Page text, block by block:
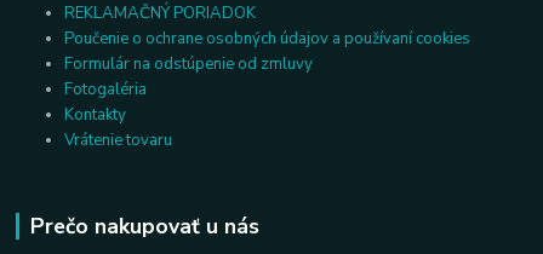
REKLAMAČNÝ PORIADOK
Poučenie o ochrane osobných údajov a používaní cookies
Formulár na odstúpenie od zmluvy
Fotogaléria
Kontakty
Vrátenie tovaru
Prečo nakupovať u nás